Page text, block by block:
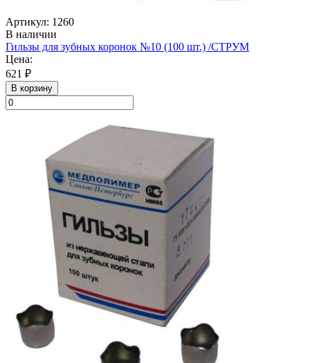
Артикул: 1260
В наличии
Гильзы для зубных коронок №10 (100 шт.) /СТРУМ
Цена:
621 ₽
В корзину